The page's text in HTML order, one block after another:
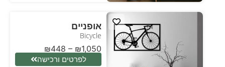
אופניים
Bicycle
₪448 – ₪1,050
לפרטים ורכישה